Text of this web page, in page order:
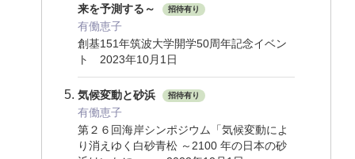
来を予測する～
招待有り
有働恵子
創基151年筑波大学開学50周年記念イベン
ト 2023年10月1日
気候変動と砂浜 招待有り
有働恵子
第２６回海岸シンポジウム「気候変動によ
り消えゆく白砂青松 ～2100 年の日本の砂